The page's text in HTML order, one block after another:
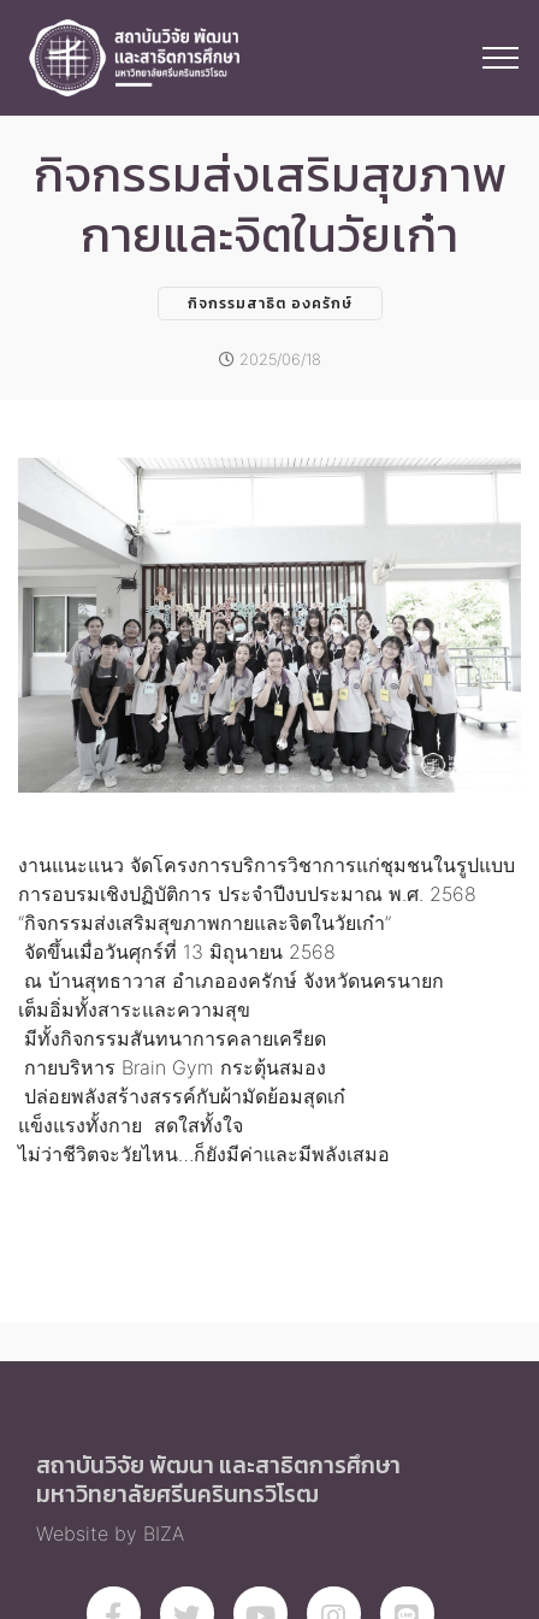
กิจกรรมส่งเสริมสุขภาพ
กายและจิตในวัยเก๋า
กิจกรรมสาธิต องครักษ์
2025/06/18
งานแนะแนว จัดโครงการบริการวิชาการแก่ชุมชนในรูปแบบ
การอบรมเชิงปฏิบัติการ ประจำปีงบประมาณ พ.ศ. 2568
“กิจกรรมส่งเสริมสุขภาพกายและจิตในวัยเก๋า”
จัดขึ้นเมื่อวันศุกร์ที่ 13 มิถุนายน 2568
ณ บ้านสุทธาวาส อำเภอองครักษ์ จังหวัดนครนายก
เต็มอิ่มทั้งสาระและความสุข
มีทั้งกิจกรรมสันทนาการคลายเครียด
กายบริหาร Brain Gym กระตุ้นสมอง
ปล่อยพลังสร้างสรรค์กับผ้ามัดย้อมสุดเก๋
แข็งแรงทั้งกาย สดใสทั้งใจ
ไม่ว่าชีวิตจะวัยไหน…ก็ยังมีค่าและมีพลังเสมอ
สถาบันวิจัย พัฒนา และสาธิตการศึกษา
มหาวิทยาลัยศรีนครินทรวิโรฒ
Website by BIZA